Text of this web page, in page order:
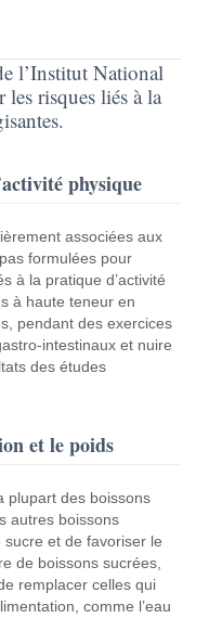
l’Institut National
risques liés à la
physique
associées aux
formulées pour
à la pratique d’activité
à haute teneur en
pendant des exercices
intestinaux et nuire
des études
et le poids
plupart des boissons
autres boissons
et de favoriser le
de boissons sucrées,
remplacer celles qui
comme l’eau